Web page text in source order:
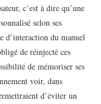
c’est à dire qu’une
selon ses
d’interaction du manuel
de réinjecté ces
de mémoriser ses
voir, dans
d’éviter un